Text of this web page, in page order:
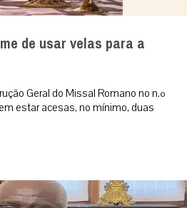
de usar velas para a
Geral do Missal Romano no n.º
estar acesas, no mínimo, duas